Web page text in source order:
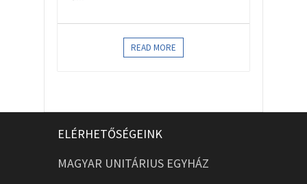
READ MORE
ELÉRHETŐSÉGEINK
MAGYAR UNITÁRIUS EGYHÁZ